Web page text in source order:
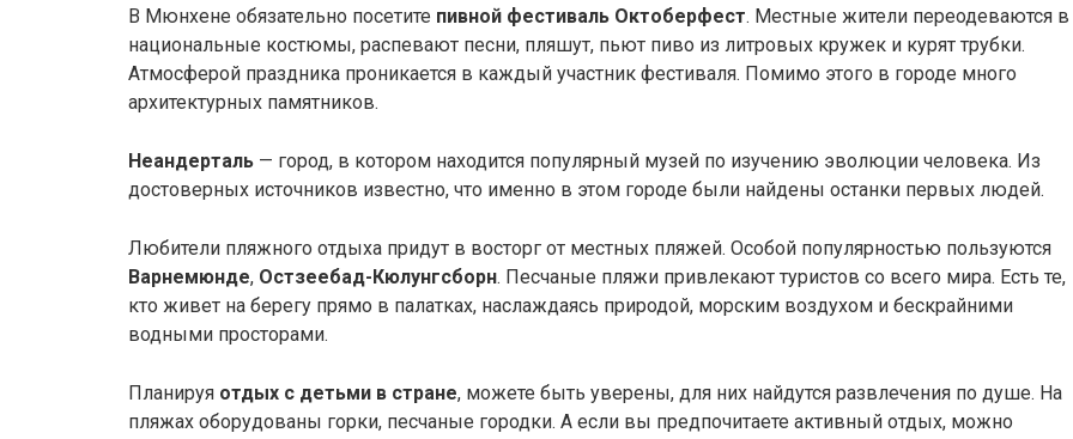
В Мюнхене обязательно посетите пивной фестиваль Октоберфест. Местные жители переодеваются в
национальные костюмы, распевают песни, пляшут, пьют пиво из литровых кружек и курят трубки.
Атмосферой праздника проникается в каждый участник фестиваля. Помимо этого в городе много
архитектурных памятников.
Неандерталь — город, в котором находится популярный музей по изучению эволюции человека. Из
достоверных источников известно, что именно в этом городе были найдены останки первых людей.
Любители пляжного отдыха придут в восторг от местных пляжей. Особой популярностью пользуются
Варнемюнде, Остзеебад-Кюлунгсборн. Песчаные пляжи привлекают туристов со всего мира. Есть те,
кто живет на берегу прямо в палатках, наслаждаясь природой, морским воздухом и бескрайними
водными просторами.
Планируя отдых с детьми в стране, можете быть уверены, для них найдутся развлечения по душе. На
пляжах оборудованы горки, песчаные городки. А если вы предпочитаете активный отдых, можно